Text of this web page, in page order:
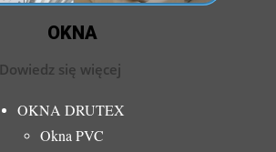
OKNA
Dowiedz się więcej
OKNA DRUTEX
Okna PVC